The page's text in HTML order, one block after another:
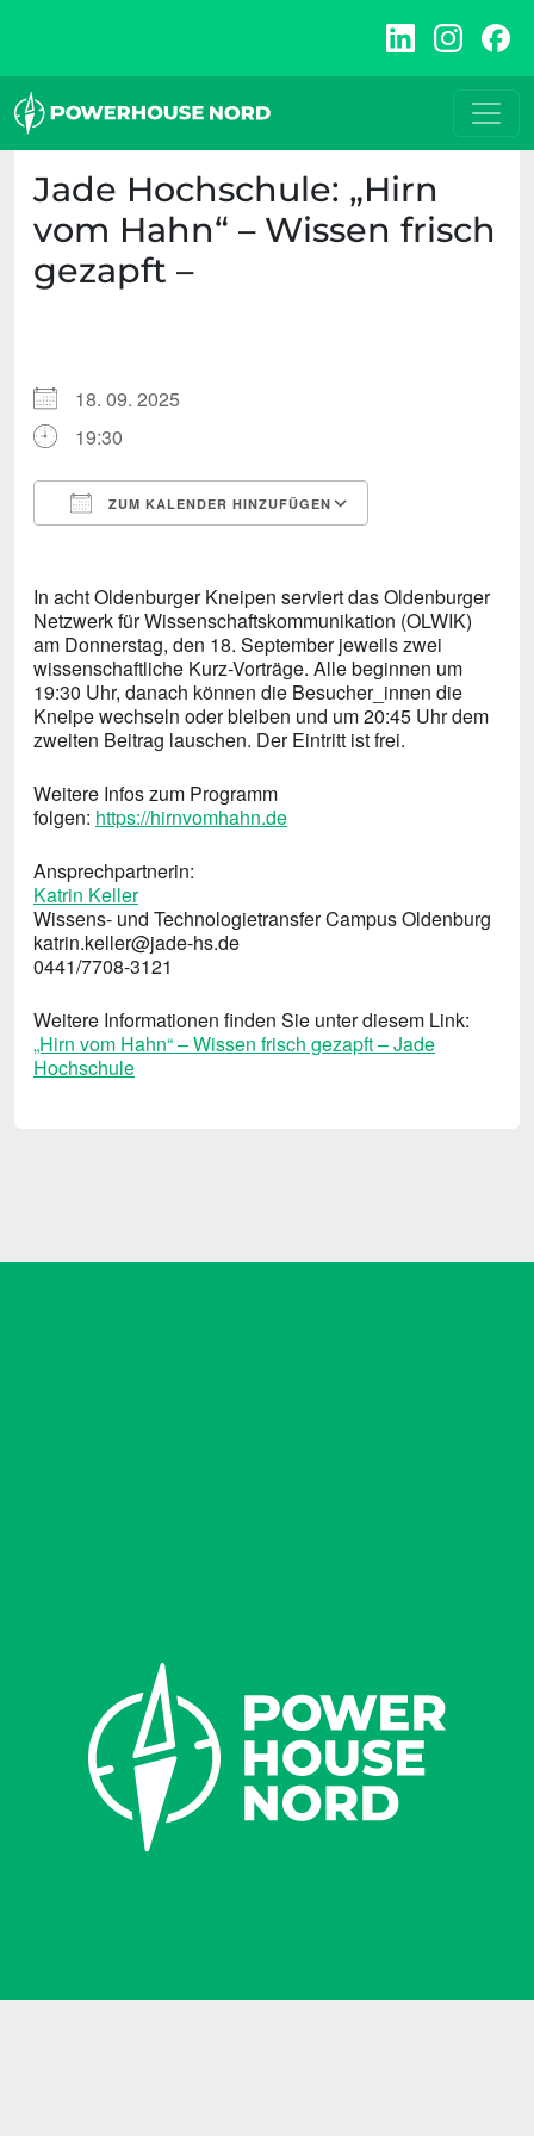
Jade Hochschule: „Hirn
vom Hahn“ – Wissen frisch
gezapft –
18. 09. 2025
19:30
ZUM KALENDER HINZUFÜGEN
In acht Oldenburger Kneipen serviert das Oldenburger
Netzwerk für Wissenschaftskommunikation (OLWIK)
am Donnerstag, den 18. September jeweils zwei
wissenschaftliche Kurz-Vorträge. Alle beginnen um
19:30 Uhr, danach können die Besucher_innen die
Kneipe wechseln oder bleiben und um 20:45 Uhr dem
zweiten Beitrag lauschen. Der Eintritt ist frei.
Weitere Infos zum Programm
folgen: https://hirnvomhahn.de
Ansprechpartnerin:
Katrin Keller
Wissens- und Technologietransfer Campus Oldenburg
katrin.keller@jade-hs.de
0441/7708-3121
Weitere Informationen finden Sie unter diesem Link:
„Hirn vom Hahn“ – Wissen frisch gezapft – Jade
Hochschule